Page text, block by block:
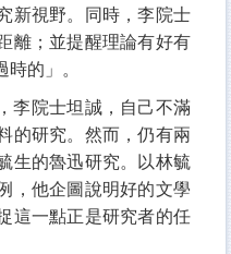
新視野。同時，李院士
離；並提醒理論有好有
的」。
李院士坦誠，自己不滿
的研究。然而，仍有兩
生的魯迅研究。以林毓
，他企圖說明好的文學
這一點正是研究者的任